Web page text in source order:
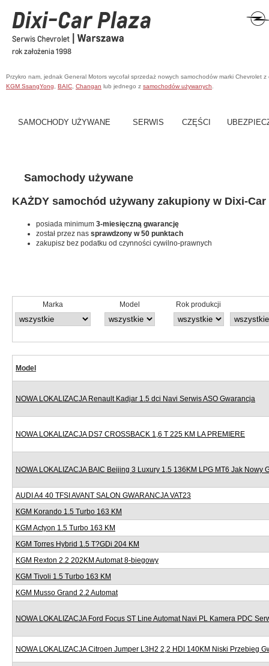
Przykro nam, jednak General Motors wycofał sprzedaż nowych samochodów marki Chevrolet
KGM SsangYong
BAIC Changan lub jednego z samochodów używanych
SAMOCHODY UŻYWANE SERWIS CZĘŚCI
Samochody używane
KAŻDY samochód używany zakupiony w Dixi-Car
posiada minimum 3-miesięczną gwarancję
został przez nas sprawdzony w 50 punktach
zakupisz bez podatku od czynności cywilno-prawnych
Marka Model Rok produkcji
Model
NOWA LOKALIZACJA Renault Kadjar 1.5 dci Navi Serwis ASO Gwarancja
NOWA LOKALIZACJA DS7 CROSSBACK 1,6 T 225 KM LA PREMIERE
NOWA LOKALIZACJA BAIC Beijing 3 Luxury 1.5 136KM LPG MT6 Jak Nowy
AUDI A4 40 TFSI AVANT SALON GWARANCJA VAT23
KGM Korando 1.5 Turbo 163 KM
KGM Actyon 1.5 Turbo 163 KM
KGM Torres Hybrid 1.5 T?GDi 204 KM
KGM Rexton 2.2 202KM Automat 8-biegowy
KGM Tivoli 1.5 Turbo 163 KM
KGM Musso Grand 2.2 Automat
NOWA LOKALIZACJA Ford Focus ST Line Automat Navi PL Kamera PDC
NOWA LOKALIZACJA Citroen Jumper L3H2 2,2 HDI 140KM Niski Przebieg